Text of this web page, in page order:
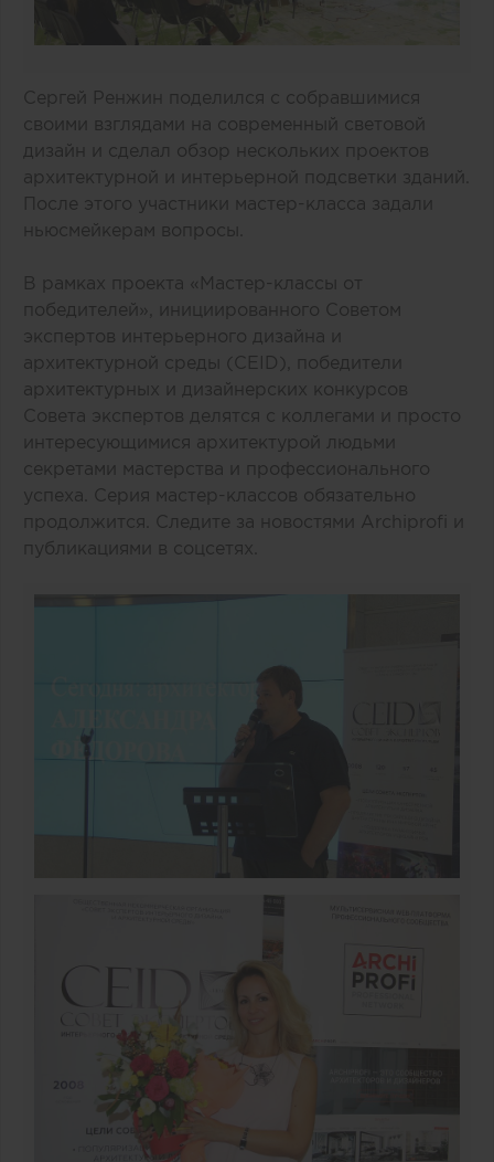
Сергей Ренжин поделился с собравшимися
своими взглядами на современный световой
дизайн и сделал обзор нескольких проектов
архитектурной и интерьерной подсветки зданий.
После этого участники мастер-класса задали
ньюсмейкерам вопросы.
В рамках проекта «Мастер-классы от
победителей», инициированного Советом
экспертов интерьерного дизайна и
архитектурной среды (CEID), победители
архитектурных и дизайнерских конкурсов
Совета экспертов делятся с коллегами и просто
интересующимися архитектурой людьми
секретами мастерства и профессионального
успеха. Серия мастер-классов обязательно
продолжится. Следите за новостями Archiprofi и
публикациями в соцсетях.